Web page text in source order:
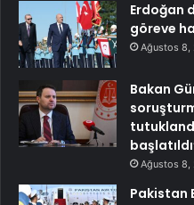
Erdoğan
göreve
Ağustos 8,
Bakan
Ağustos 8,
Pakistan